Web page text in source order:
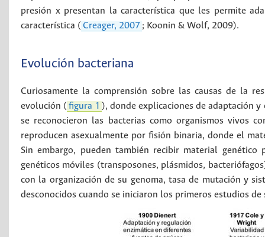
presión x presentan la característica que les permite
característica ( Creager, 2007 ; Koonin & Wolf, 2009).
Evolución bacteriana
Curiosamente la comprensión sobre las causas de la
evolución ( figura 1 ), donde explicaciones de adaptación
se reconocieron las bacterias como organismos vivos
reproducen asexualmente por fisión binaria, donde el
Sin embargo, pueden también recibir material genético
genéticos móviles (transposones, plásmidos,
con la organización de su genoma, tasa de mutación y
desconocidos cuando se iniciaron los primeros estudios de